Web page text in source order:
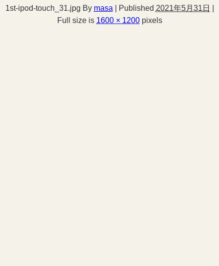
1st-ipod-touch_31.jpg By masa Published 2021年5月31日
Full size is 1600 × 1200pixels